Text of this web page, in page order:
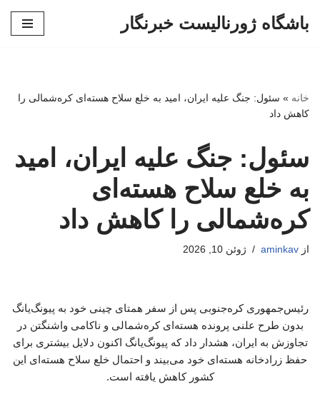
باشگاه ژورنالیست خبرنگار
خانه » سئول: جنگ علیه ایران، امید به خلع سلاح هسته‌ای کره‌شمالی را
کاهش داد
سئول: جنگ علیه ایران، امید
به خلع سلاح هسته‌ای
کره‌شمالی را کاهش داد
از aminkav ژوئن 10, 2026
رئیس‌جمهوری کره‌جنوبی پس از سفر همتای چینی خود به پیونگ‌یانگ
بدون طرح علنی پرونده هسته‌ای کره‌شمالی و ناکامی واشنگتن در
تجاوزش به ایران، هشدار داد که پیونگ‌یانگ اکنون دلایل بیشتری برای
حفظ زرادخانه هسته‌ای خود می‌بیند و احتمال خلع سلاح هسته‌ای این
کشور کاهش یافته است.